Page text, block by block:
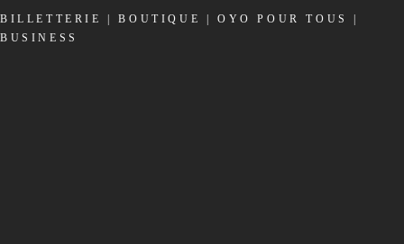
BILLETTERIE |BOUTIQUE |OYO POUR TOUS
BUSINESS